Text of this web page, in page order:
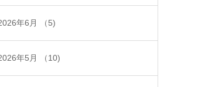
年6月 （5)
年5月 （10)